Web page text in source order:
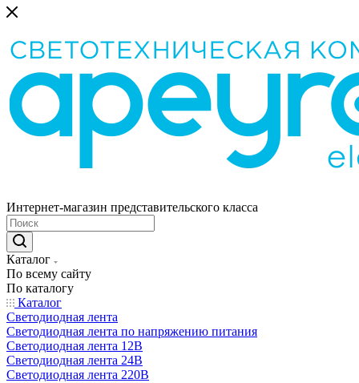
Интернет-магазин представительского класса
Каталог
По всему сайту
По каталогу
Каталог
Светодиодная лента
Светодиодная лента по напряжению питания
Светодиодная лента 12В
Светодиодная лента 24В
Светодиодная лента 220В